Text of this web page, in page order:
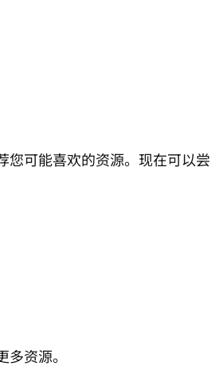
您可能喜欢的资源。现在可以尝
资源。